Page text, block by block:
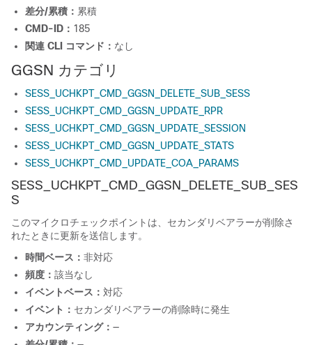
差分/累積： 累積
CMD-ID： 185
関連 CLI コマンド： なし
GGSN カテゴリ
SESS_UCHKPT_CMD_GGSN_DELETE_SUB_SESS
SESS_UCHKPT_CMD_GGSN_UPDATE_RPR
SESS_UCHKPT_CMD_GGSN_UPDATE_SESSION
SESS_UCHKPT_CMD_GGSN_UPDATE_STATS
SESS_UCHKPT_CMD_UPDATE_COA_PARAMS
SESS_UCHKPT_CMD_GGSN_DELETE_SUB_SES
S
このマイクロチェックポイントは、セカンダリベアラーが削除さ
れたときに更新を送信します。
時間ベース： 非対応
頻度： 該当なし
イベントベース： 対応
イベント： セカンダリベアラーの削除時に発生
アカウンティング： —